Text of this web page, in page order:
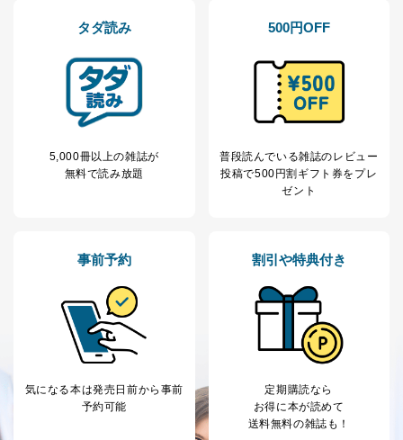
たはその代理人からの利用目的の通知、開示、変更等
の停止または消去」「第三者への提供の停止」）の求め
に対応させていただいております。 当社顧客の皆様の
個人情報は「マイページ」にログインしていただくこと
で、訂正、追加、変更を行っていただくことが出来ま
つきましては、下記Aをご覧ください。 また、ご登録い
ただいた個人情報のうち、市町村などの名称および郵便
番号、金融機関の名称あるいはクレジットカードの有効
A.開示等の求めの申し出先、提出していただく書面等
し付けください。開示等の求めに際して提出していただ
く書面等については、その際にご案内いたします。
■電話による場合
TEL:0570-200-223
株式会社富士山マガジンサービス 個人情報問い合わせ
係
受付時間：10:00～17:00（土、日、祝、年末年始休業）
タダ読み
5,000冊以上の雑誌が
無料で読み放題
500円OFF
普段読んでいる雑誌のレビュー
投稿で500円割ギフト券をプレ
ゼント
事前予約
気になる本は発売日前から事前
予約可能
割引や特典付き
定期購読なら
お得に本が読めて
送料無料の雑誌も！